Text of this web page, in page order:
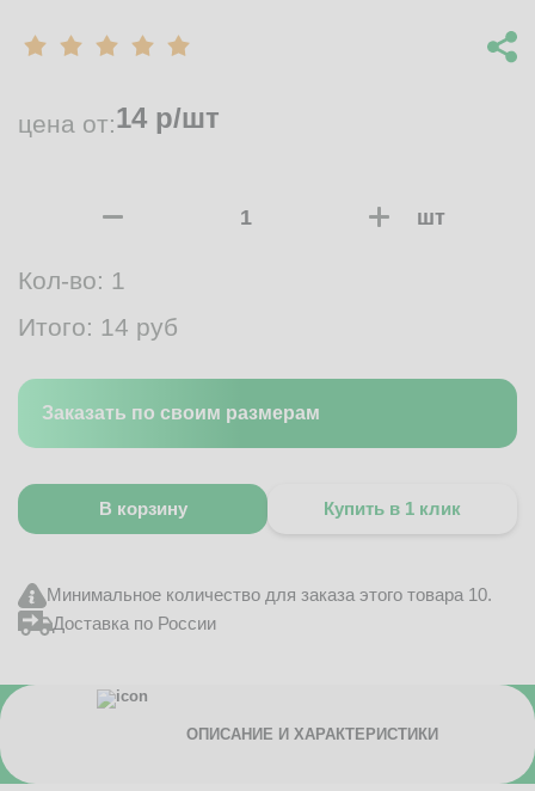
цена от:14 р/шт
шт
Кол-во: 1
Итого: 14 руб
Заказать по своим размерам
В корзину Купить в 1 клик
Минимальное количество для заказа этого товара 10.
Доставка по России
ОПИСАНИЕ И ХАРАКТЕРИСТИКИ